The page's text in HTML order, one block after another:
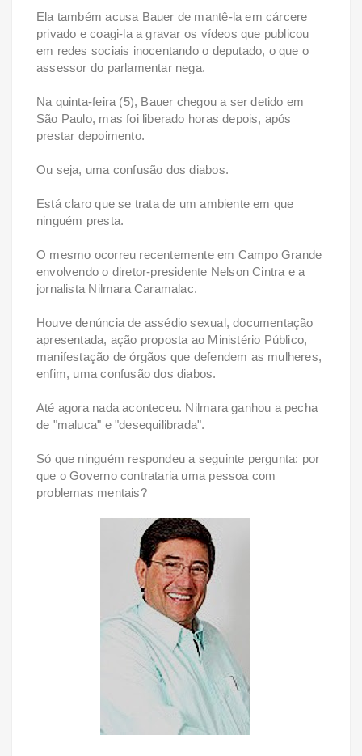
Ela também acusa Bauer de mantê-la em cárcere
privado e coagi-la a gravar os vídeos que publicou
em redes sociais inocentando o deputado, o que o
assessor do parlamentar nega.
Na quinta-feira (5), Bauer chegou a ser detido em
São Paulo, mas foi liberado horas depois, após
prestar depoimento.
Ou seja, uma confusão dos diabos.
Está claro que se trata de um ambiente em que
ninguém presta.
O mesmo ocorreu recentemente em Campo Grande
envolvendo o diretor-presidente Nelson Cintra e a
jornalista Nilmara Caramalac.
Houve denúncia de assédio sexual, documentação
apresentada, ação proposta ao Ministério Público,
manifestação de órgãos que defendem as mulheres,
enfim, uma confusão dos diabos.
Até agora nada aconteceu. Nilmara ganhou a pecha
de "maluca" e "desequilibrada".
Só que ninguém respondeu a seguinte pergunta: por
que o Governo contrataria uma pessoa com
problemas mentais?